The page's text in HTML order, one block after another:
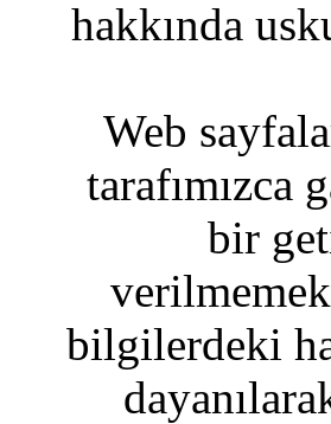
hakkında
Web
bir
bilgilerdeki